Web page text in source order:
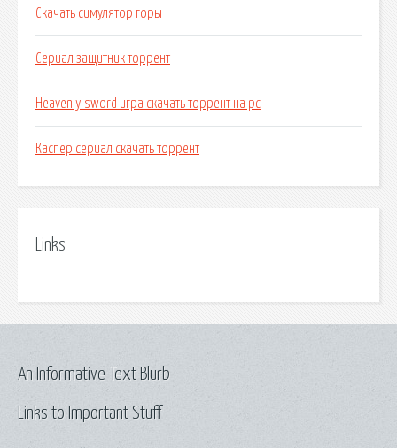
Скачать симулятор горы
Сериал защитник торрент
Heavenly sword игра скачать торрент на pc
Каспер сериал скачать торрент
Links
Links to Important Stuff
An Informative Text Blurb